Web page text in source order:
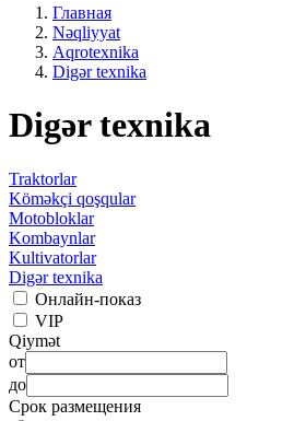
Главная
Nəqliyyat
Aqrotexnika
Digər texnika
Digər texnika
Traktorlar
Köməkçi qoşqular
Motobloklar
Kombaynlar
Kultivatorlar
Digər texnika
Онлайн-показ
VIP
Qiymət
от
до
Срок размещения